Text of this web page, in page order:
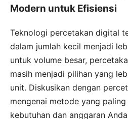
Modern untuk Efisiensi
Teknologi percetakan digital
dalam jumlah kecil menjadi
untuk volume besar,
masih menjadi pilihan yang
unit. Diskusikan dengan
mengenai metode yang
kebutuhan dan anggaran